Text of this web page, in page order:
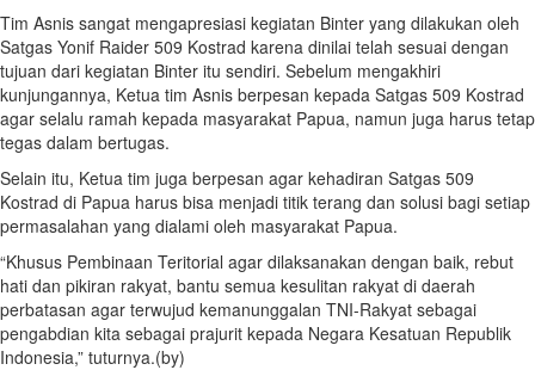
Tim Asnis sangat mengapresiasi kegiatan Binter yang dilakukan oleh
Satgas Yonif Raider 509 Kostrad karena dinilai telah sesuai dengan
tujuan dari kegiatan Binter itu sendiri. Sebelum mengakhiri
kunjungannya, Ketua tim Asnis berpesan kepada Satgas 509 Kostrad
agar selalu ramah kepada masyarakat Papua, namun juga harus tetap
tegas dalam bertugas.
Selain itu, Ketua tim juga berpesan agar kehadiran Satgas 509
Kostrad di Papua harus bisa menjadi titik terang dan solusi bagi setiap
permasalahan yang dialami oleh masyarakat Papua.
“Khusus Pembinaan Teritorial agar dilaksanakan dengan baik, rebut
hati dan pikiran rakyat, bantu semua kesulitan rakyat di daerah
perbatasan agar terwujud kemanunggalan TNI-Rakyat sebagai
pengabdian kita sebagai prajurit kepada Negara Kesatuan Republik
Indonesia,” tuturnya.(by)